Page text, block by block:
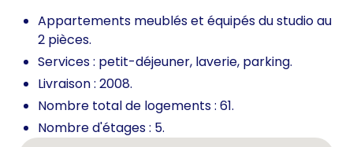
Appartements meublés et équipés du studio au
2 pièces.
Services : petit-déjeuner, laverie, parking.
Livraison : 2008.
Nombre total de logements : 61.
Nombre d'étages : 5.